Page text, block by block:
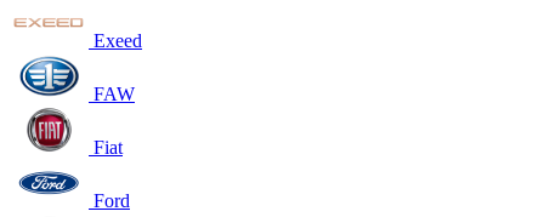
Exeed
FAW
Fiat
Ford